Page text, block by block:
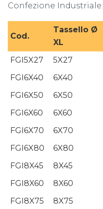
Confezione Industriale:
Cod.
Tassello Ø
XL
FGI5X27
5X27
FGI6X40
6X40
FGI6X50
6X50
FGI6X60
6X60
FGI6X70
6X70
FGI6X80
6X80
FGI8X45
8X45
FGI8X60
8X60
FGI8X75
8X75